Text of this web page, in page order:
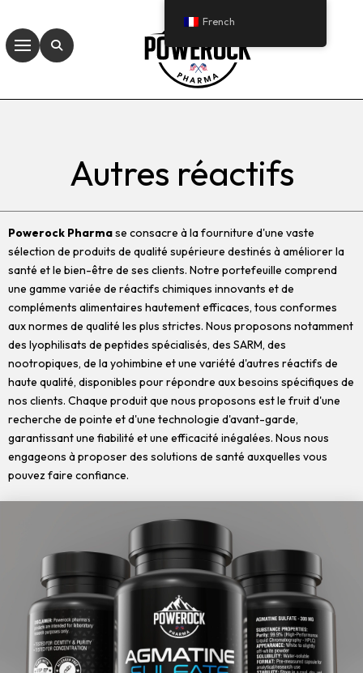
Autres réactifs
Powerock Pharmase consacre à la fourniture d'une vaste
sélection de produits de qualité supérieure destinés à améliorer la
santé et le bien-être de ses clients. Notre portefeuille comprend
une gamme variée de réactifs chimiques innovants et de
compléments alimentaires hautement efficaces, tous conformes
aux normes de qualité les plus strictes. Nous proposons notamment
des lyophilisats de peptides spécialisés, des SARM, des
nootropiques, de la yohimbine et une variété d'autres réactifs de
haute qualité, disponibles pour répondre aux besoins spécifiques de
nos clients. Chaque produit que nous proposons est le fruit d'une
recherche de pointe et d'une technologie d'avant-garde,
garantissant une fiabilité et une efficacité inégalées. Nous nous
engageons à proposer des solutions de santé auxquelles vous
pouvez faire confiance.
French